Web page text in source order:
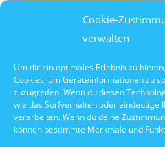
Cookie-
verwalten
Um dir ein optimales Erlebnis zu
Cookies, um Geräteinformationen zu
zuzugreifen. Wenn du diesen
wie das Surfverhalten oder eindeutige
verarbeiten. Wenn du deine
können bestimmte Merkmale und
10. Oktober 2026
10:30 Uhr Walhalla